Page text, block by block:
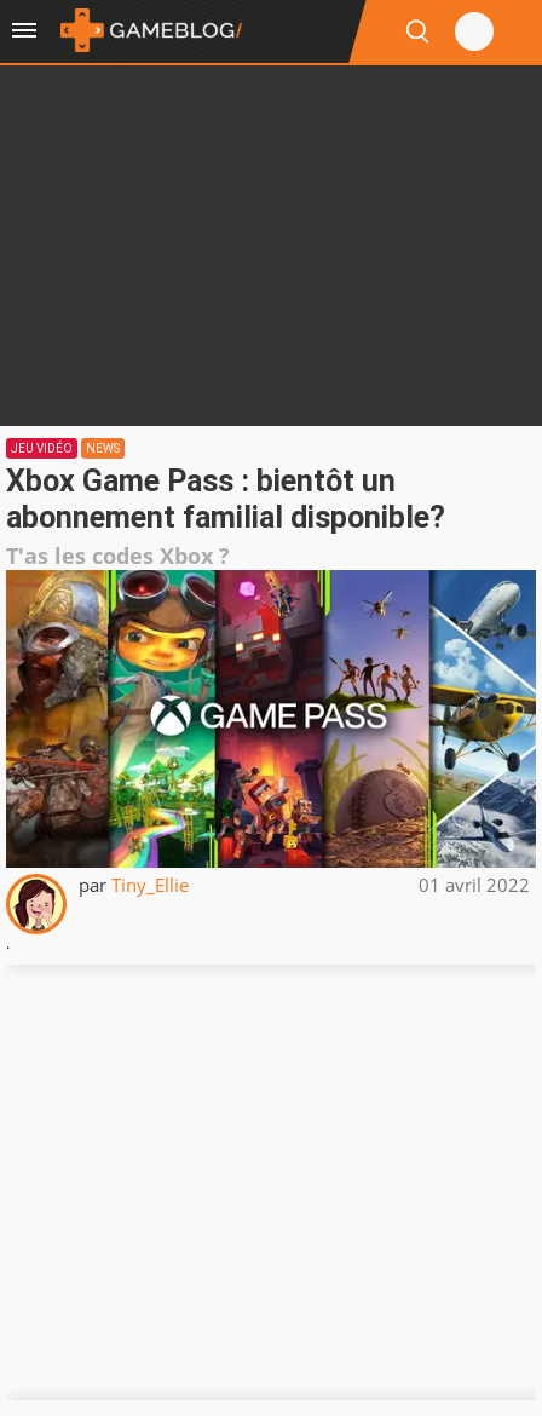
JEU VIDÉO NEWS
Xbox Game Pass : bientôt un
abonnement familial disponible?
T'as les codes Xbox ?
par Tiny_Ellie 01 avril 2022
.